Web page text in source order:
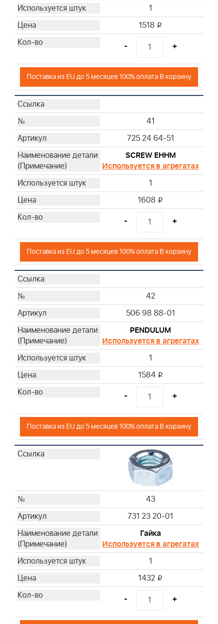
1
1518 i
- +
Поставка из EU до 5 месяцев 100% оплата В корзину
41
725 24 64-51
SCREW EHHM
Используется в агрегатах
1
1608 i
- +
Поставка из EU до 5 месяцев 100% оплата В корзину
42
506 98 88-01
PENDULUM
Используется в агрегатах
1
1584 i
- +
Поставка из EU до 5 месяцев 100% оплата В корзину
43
731 23 20-01
Гайка
Используется в агрегатах
1
1432 i
- +